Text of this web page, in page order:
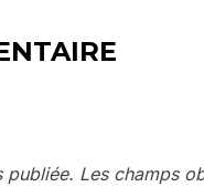
publiée. Les champs